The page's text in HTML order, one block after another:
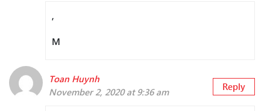
,
M
Toan Huynh
November 2, 2020 at 9:36 am
Reply